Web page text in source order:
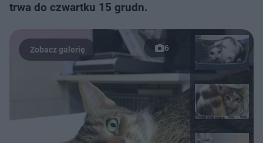
trwa do czwartku 15 grudn.
6